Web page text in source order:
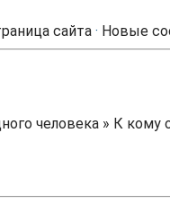
сайта · Новые
человека » К кому